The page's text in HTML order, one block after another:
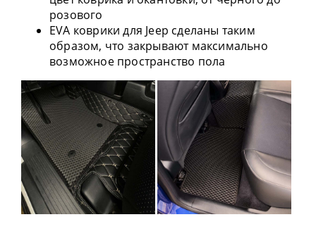
розового
EVA коврики для Jeep сделаны таким
образом, что закрывают максимально
возможное пространство пола